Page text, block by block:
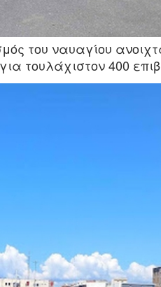
του ναυαγίου
τουλάχιστον 400